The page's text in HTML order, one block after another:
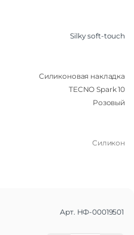
Silky soft-touch
Силиконовая накладка
TECNO Spark 10
Розовый
Силикон
Арт. НФ-00019501